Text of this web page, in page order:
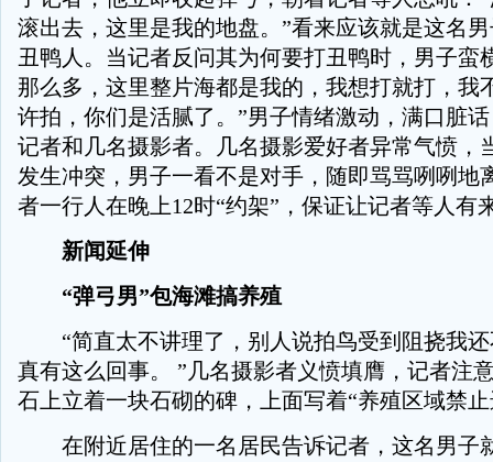
滚出去，这里是我的地盘。”看来应该就是这名
丑鸭人。当记者反问其为何要打丑鸭时，男子蛮
那么多，这里整片海都是我的，我想打就打，我
许拍，你们是活腻了。”男子情绪激动，满口脏
记者和几名摄影者。几名摄影爱好者异常气愤，
发生冲突，男子一看不是对手，随即骂骂咧咧地
者一行人在晚上12时“约架”，保证让记者等人有
新闻延伸
“弹弓男”包海滩搞养殖
“简直太不讲理了，别人说拍鸟受到阻挠我还
真有这么回事。 ”几名摄影者义愤填膺，记者注
石上立着一块石砌的碑，上面写着“养殖区域禁
在附近居住的一名居民告诉记者，这名男子